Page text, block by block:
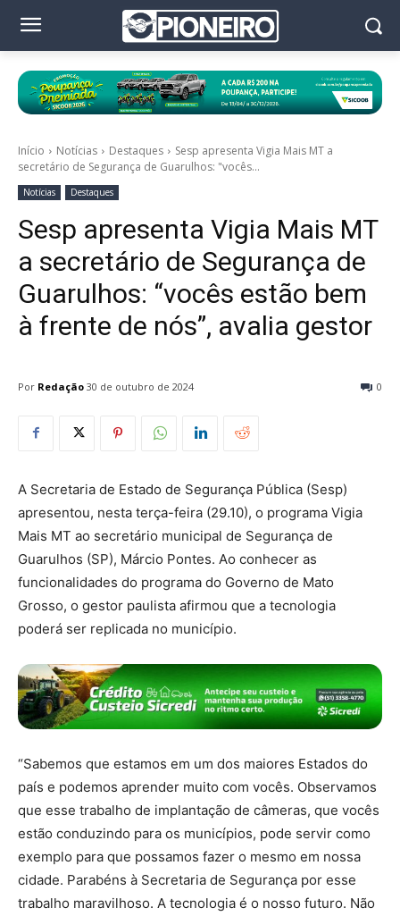
Início Notícias Destaques
Sesp apresenta Vigia Mais MT a
secretário de Segurança de Guarulhos: "vocês...
Notícias Destaques
Sesp apresenta Vigia Mais MT
a secretário de Segurança de
Guarulhos: “vocês estão bem
à frente de nós”, avalia gestor
Por Redação 0
30 de outubro de 2024
A Secretaria de Estado de Segurança Pública (Sesp)
apresentou, nesta terça-feira (29.10), o programa Vigia
Mais MT ao secretário municipal de Segurança de
Guarulhos (SP), Márcio Pontes. Ao conhecer as
funcionalidades do programa do Governo de Mato
Grosso, o gestor paulista afirmou que a tecnologia
poderá ser replicada no município.
“Sabemos que estamos em um dos maiores Estados do
país e podemos aprender muito com vocês. Observamos
que esse trabalho de implantação de câmeras, que vocês
estão conduzindo para os municípios, pode servir como
exemplo para que possamos fazer o mesmo em nossa
cidade. Parabéns à Secretaria de Segurança por esse
trabalho maravilhoso. A tecnologia é o nosso futuro. Não